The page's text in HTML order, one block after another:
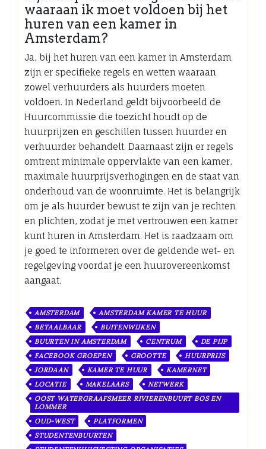
waaraan ik moet voldoen bij het
huren van een kamer in
Amsterdam?
Ja, bij het huren van een kamer in Amsterdam
zijn er specifieke regels en wetten waaraan
zowel verhuurders als huurders moeten
voldoen. In Nederland geldt bijvoorbeeld de
Huurcommissie die toezicht houdt op de
huurprijzen en geschillen tussen huurder en
verhuurder behandelt. Daarnaast zijn er regels
omtrent minimale oppervlakte van een kamer,
maximale huurprijsverhogingen en de staat van
onderhoud van de woonruimte. Het is belangrijk
om je als huurder bewust te zijn van je rechten
en plichten, zodat je met vertrouwen een kamer
kunt huren in Amsterdam. Het is raadzaam om
je goed te informeren over de geldende wet- en
regelgeving voordat je een huurovereenkomst
aangaat.
AMSTERDAM
AMSTERDAM KAMER TE HUUR
BETAALBAAR
BUITENWIJKEN
BUURTEN IN AMSTERDAM
CENTRUM
DE PIJP
FACEBOOK GROEPEN
GROOTTE
HUURPRIJS
JORDAAN
KAMER TE HUUR
KAMERNET
LOCATIE
MAKELAARS
NETWERK
OOST WATERGRAAFSMEER RIVIERENBUURT BOS EN
LOMMER
OUD-WEST
PLATFORMEN
STUDENTENBUURTEN